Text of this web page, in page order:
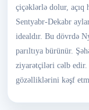
çiçəklərlə dolur, açıq
Sentyabr-Dekabr
idealdır. Bu dövrdə
parıltıya bürünür.
ziyarətçiləri cəlb edir.
gözəlliklərini kəşf